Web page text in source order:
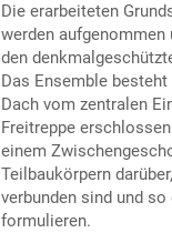
Die erarbeiteten
werden
den
Das Ensemble
Dach vom zentralen
Freitreppe
einem
Teilbaukörpern
verbunden sind und
formulieren.